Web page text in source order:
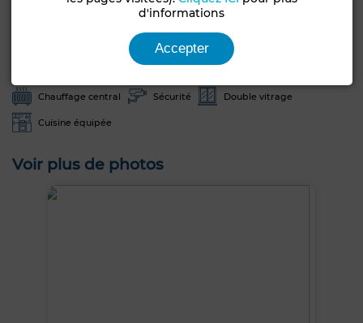
Parquet
Ascenseur Concierge
Chauffage central Sécurité Double vitrage
Cuisine équipée
Voir plus de photos
d'informations
Accepter